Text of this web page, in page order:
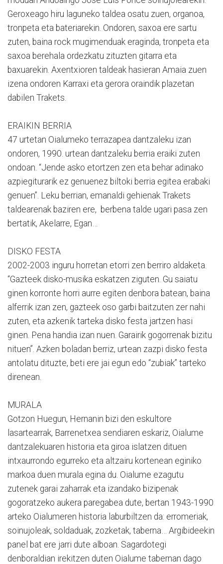
Geroxeago hiru laguneko taldea osatu zuen, organoa,
tronpeta eta bateriarekin. Ondoren, saxoa ere sartu
zuten, baina rock mugimenduak eraginda, tronpeta eta
saxoa berehala ordezkatu zituzten gitarra eta
baxuarekin. Axentxioren taldeak hasieran Amaia zuen
izena ondoren Karraxi eta gerora oraindik plazetan
dabilen Trakets.
ERAIKIN BERRIA
47 urtetan Oialumeko terrazapea dantzaleku izan
ondoren, 1990. urtean dantzaleku berria eraiki zuten
ondoan. “Jende asko etortzen zen eta behar adinako
azpiegiturarik ez genuenez biltoki berria egitea erabaki
genuen”. Leku berrian, emanaldi gehienak Trakets
taldearenak baziren ere, berbena talde ugari pasa zen
bertatik, Akelarre, Egan…
DISKO FESTA
2002-2003 inguru horretan etorri zen berriro aldaketa.
“Gazteek disko-musika eskatzen ziguten. Gu saiatu
ginen korronte horri aurre egiten denbora batean, baina
alferrik izan zen, gazteek oso garbi baitzuten zer nahi
zuten, eta azkenik tarteka disko festa jartzen hasi
ginen. Pena handia izan nuen. Garairik gogorrenak bizitu
nituen”. Azken boladan berriz, urtean zazpi disko festa
antolatu dituzte, beti ere jai egun edo “zubiak” tarteko
direnean.
MURALA
Gotzon Huegun, Hernanin bizi den eskultore
lasartearrak, Barrenetxea sendiaren eskariz, Oialume
dantzalekuaren historia eta giroa islatzen dituen
intxaurrondo egurreko eta altzairu kortenean eginiko
markoa duen murala egina du. Oialume ezagutu
zutenek garai zaharrak eta izandako bizipenak
gogoratzeko aukera paregabea dute, bertan 1943-1990
arteko Oialumeren historia laburbiltzen da: erromeriak,
soinujoleak, soldaduak, zozketak, taberna… Argibideekin
panel bat ere jarri dute alboan. Sagardotegi
denboraldian irekitzen duten Oialume tabernan dago